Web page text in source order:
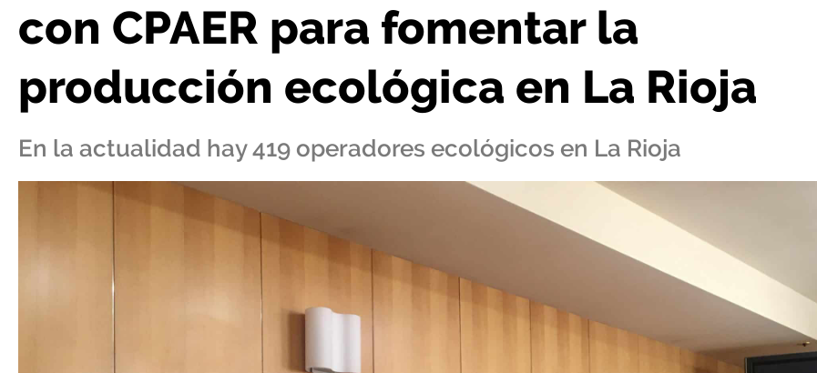
con CPAER para fomentar la
producción ecológica en La Rioja
En la actualidad hay 419 operadores ecológicos en La Rioja